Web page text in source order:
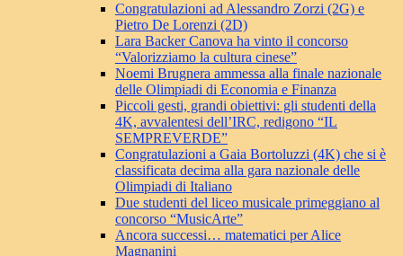
Congratulazioni ad Alessandro Zorzi (2G) e
Pietro De Lorenzi (2D)
Lara Backer Canova ha vinto il concorso
“Valorizziamo la cultura cinese”
Noemi Brugnera ammessa alla finale nazionale
delle Olimpiadi di Economia e Finanza
Piccoli gesti, grandi obiettivi: gli studenti della
4K, avvalentesi dell’IRC, redigono “IL
SEMPREVERDE”
Congratulazioni a Gaia Bortoluzzi (4K) che si è
classificata decima alla gara nazionale delle
Olimpiadi di Italiano
Due studenti del liceo musicale primeggiano al
concorso “MusicArte”
Ancora successi… matematici per Alice
Magnanini